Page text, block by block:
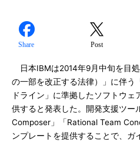
Share Post
日本IBMは2014年9月中旬を目
の一部を改正する法律）」に伴う
ドライン」に準拠したソフトウ
供すると発表した。開発支援ツー
Composer」「Rational Team
ンプレートを提供することで、ガ